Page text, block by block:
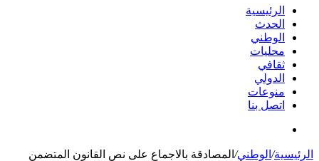
الرئيسية
الحدث
الوطني
محليات
ثقافي
الدولي
منوعات
اتصل بنا
الرئيسية/ الوطني/ المصادقة بالاجماع على نص القانون المتضمن